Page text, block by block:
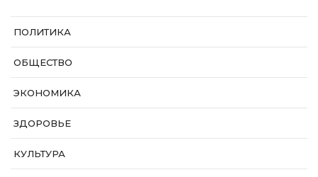
ПОЛИТИКА
ОБЩЕСТВО
ЭКОНОМИКА
ЗДОРОВЬЕ
КУЛЬТУРА